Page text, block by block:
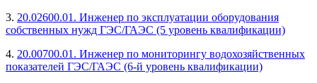
3. 20.02600.01. Инженер по эксплуатации оборудования
собственных нужд ГЭС/ГАЭС (5 уровень квалификации)
4. 20.00700.01. Инженер по мониторингу водохозяйственных
показателей ГЭС/ГАЭС (6-й уровень квалификации)